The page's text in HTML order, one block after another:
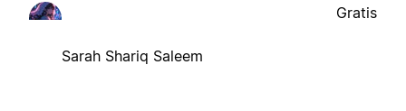
Sarah Shariq Saleem
Gratis